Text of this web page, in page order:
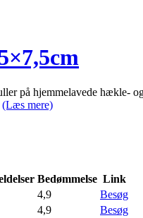
på hjemmelavede hækle-
(Læs mere)
Bedømmelse Link
4,9
Besøg
4,9
Besøg